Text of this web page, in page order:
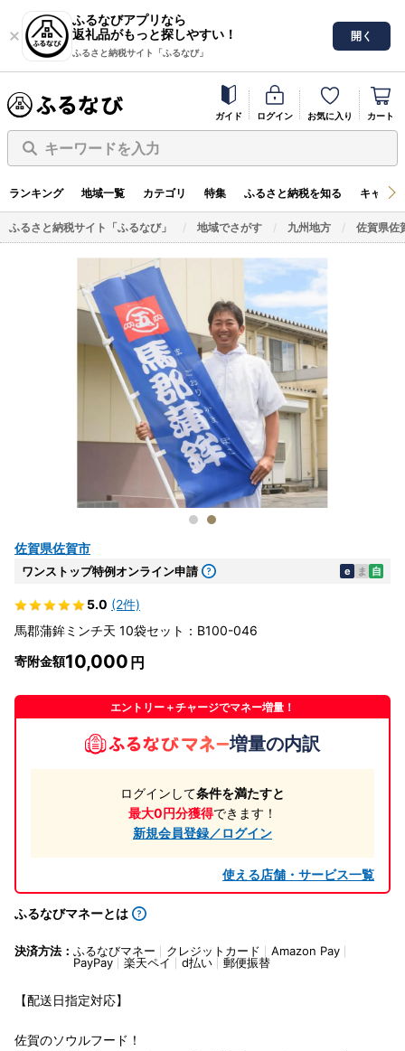
ふるなびアプリなら
返礼品がもっと探しやすい！
ふるさと納税サイト「ふるなび」
開く
ガイド ログイン お気に入り カート
キーワードを入力
ランキング 地域一覧 カテゴリ 特集 ふるさと納税を知る キャン
ふるさと納税サイト「ふるなび」 地域でさがす 九州地方 佐賀県佐
佐賀県佐賀市
ワンストップ特例オンライン申請 e ま 自
5.0 (2件)
馬郡蒲鉾ミンチ天 10袋セット：B100-046
寄附金額10,000
エントリー＋チャージでマネー増量！
増量の内訳
ログインして条件を満たすと
最大0円分獲得できます！
新規会員登録／ログイン
使える店舗・サービス一覧
ふるなびマネーとは
決済方法： ふるなびマネー クレジットカード
Amazon Pay
PayPay
楽天ペイ d払い 郵便振替
【配送日指定対応】
佐賀のソウルフード！